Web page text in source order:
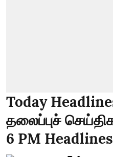
Today
தலைப்புச்
6 PM